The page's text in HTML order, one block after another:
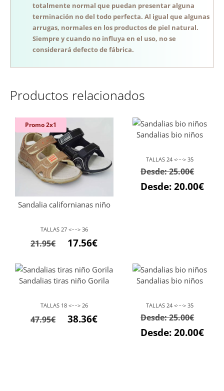
totalmente normal que puedan presentar alguna
terminación no del todo perfecta. Al igual que algunas
arrugas, normales en los productos de piel natural.
Siempre y cuando no influya en el uso, no se
considerará defecto de fábrica.
Productos relacionados
Promo 2x1
Sandalia californianas niño
TALLAS 27 <····> 36
21.95€
El
original
era:
17.56€El
actual
es:
Sandalias bio niños
TALLAS 24 <····> 35
Desde:25.00€
Desde:20.00€
Sandalias tiras niño Gorila
TALLAS 18 <····> 26
47.95€
El38.36€El
Sandalias bio niños
TALLAS 24 <····> 35
Desde:25.00€
Desde:20.00€